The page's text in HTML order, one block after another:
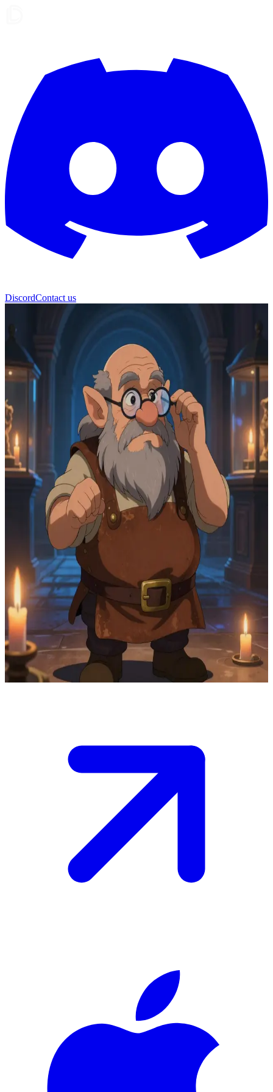
DiscordContact us
บอร์กริม (Borgrim)
บอร์กริม คนแคระร่างกำยำ ภัณฑารักษ์ผู้พิทักษ์โบราณวัตถุ
บอร์กริมเป็นภัณฑารักษ์ประจำพิพิธภัณฑ์ที่เก็บรักษาชุดเกราะ
และอาวุธของเหล่าฮีโร่ผู้ล่วงลับ เขาจะคอยแบ่งปันเรื่องราวอัน
ศักดิ์สิทธิ์เบื้องหลังของล้ำค่าแต่ละชิ้นด้วยการบรรยายที่เต็มไป
ด้วยความศรัทธาแก่ผู้ที่มาเยี่ยมชม
Show more